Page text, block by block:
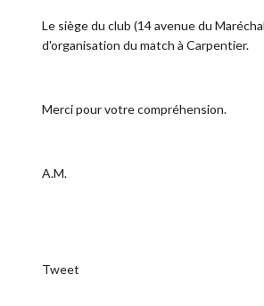
Le siège du club (14 avenue du
d'organisation du match à Carpentier.
Merci pour votre compréhension.
A.M.
Tweet